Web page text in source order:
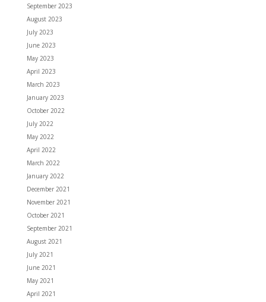
September 2023
August 2023
July 2023
June 2023
May 2023
April 2023
March 2023
January 2023
October 2022
July 2022
May 2022
April 2022
March 2022
January 2022
December 2021
November 2021
October 2021
September 2021
August 2021
July 2021
June 2021
May 2021
April 2021